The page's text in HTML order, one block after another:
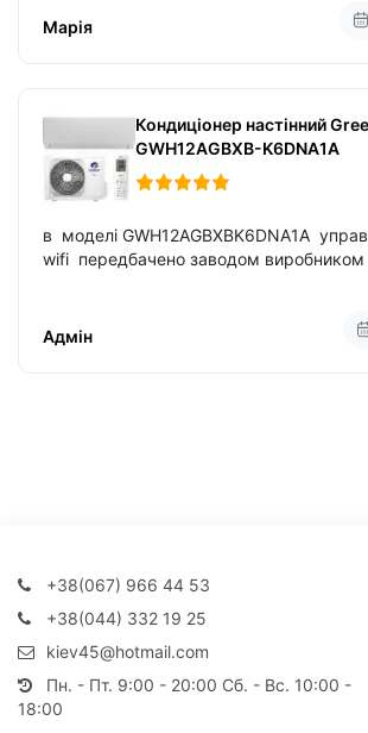
Марія
Кондиціонер настінний Gree
GWH12AGBXB-K6DNA1A
в моделі GWH12AGBXBK6DNA1A
wifi передбачено заводом виробником
Адмін
+38(067) 966 44 53
+38(044) 332 19 25
kiev45@hotmail.com
Пн. - Пт. 9:00 - 20:00 Сб. - Вс. 10:00 -
18:00